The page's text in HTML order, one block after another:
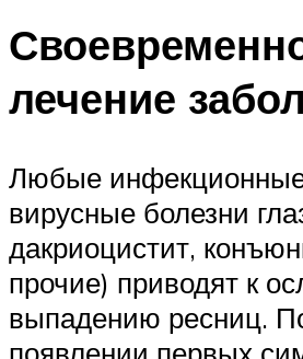
лечение
Любые
вирусные болезни
дакриоцистит,
прочие) приводят к
выпадению ресниц.